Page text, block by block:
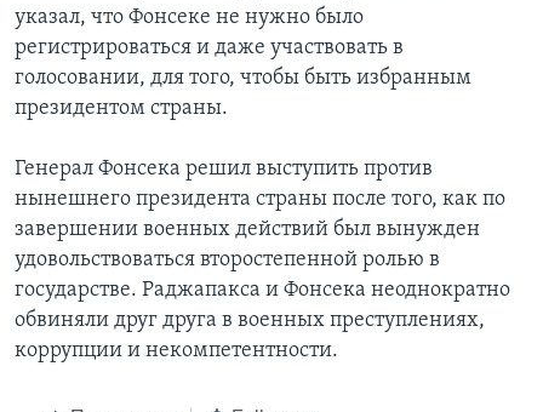
указал, что Фонсеке не нужно было
регистрироваться и даже участвовать в
голосовании, для того, чтобы быть избранным
президентом страны.
Генерал Фонсека решил выступить против
нынешнего президента страны после того, как по
завершении военных действий был вынужден
удовольствоваться второстепенной ролью в
государстве. Раджапакса и Фонсека неоднократно
обвиняли друг друга в военных преступлениях,
коррупции и некомпетентности.